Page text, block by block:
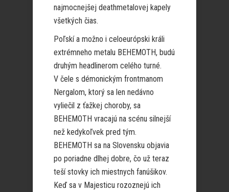
najmocnejšej deathmetalovej kapely
všetkých čias.
Poľskí a možno i celoeurópski králi
extrémneho metalu BEHEMOTH, budú
druhým headlinerom celého turné.
V čele s démonickým frontmanom
Nergalom, ktorý sa len nedávno
vyliečil z ťažkej choroby, sa
BEHEMOTH vracajú na scénu silnejší
než kedykoľvek pred tým.
BEHEMOTH sa na Slovensku objavia
po poriadne dlhej dobre, čo už teraz
teší stovky ich miestnych fanúšikov.
Keď sa v Majesticu rozoznejú ich